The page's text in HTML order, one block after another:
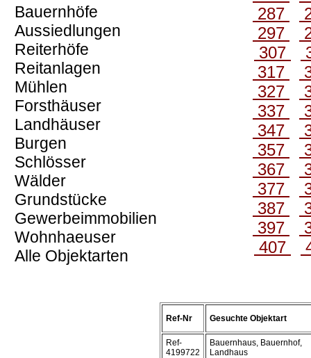
Bauernhöfe
Aussiedlungen
Reiterhöfe
Reitanlagen
Mühlen
Forsthäuser
Landhäuser
Burgen
Schlösser
Wälder
Grundstücke
Gewerbeimmobilien
Wohnhaeuser
Alle Objektarten
287
297
307
317
327
337
347
357
367
377
387
397
407
Ref-Nr Gesuchte Objektart
Ref-
4199722
Bauernhaus, Bauernhof,
Landhaus